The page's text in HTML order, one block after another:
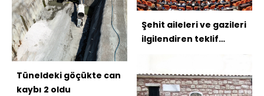
Tüneldeki göçükte can
kaybı 2 oldu
Şehit aileleri ve gazileri
ilgilendiren teklif